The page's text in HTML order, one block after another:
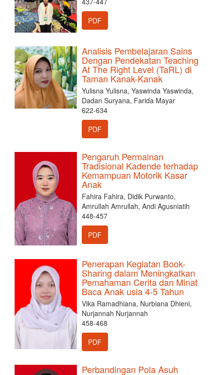
PDF
Analisis Pembelajaran Sains
Dengan Pendekatan Teaching
At The Right Level (TaRL) di
Taman Kanak-Kanak
Yulisna Yulisna, Yaswinda Yaswinda,
Dadan Suryana, Farida Mayar
622-634
PDF
Pengaruh Permainan
Tradisional Kadende terhadap
Kemampuan Motorik Kasar
Anak
Fahira Fahira, Didik Purwanto,
Amrullah Amrullah, Andi Agusniatih
448-457
PDF
Penerapan Kegiatan Book-
Sharing dalam Meningkatkan
Pemahaman Cerita dan Minat
Baca Anak usia 4-5 Tahun
Vika Ramadhiana, Nurbiana Dhieni,
Nurjannah Nurjannah
458-468
PDF
Perbandingan Pola Asuh